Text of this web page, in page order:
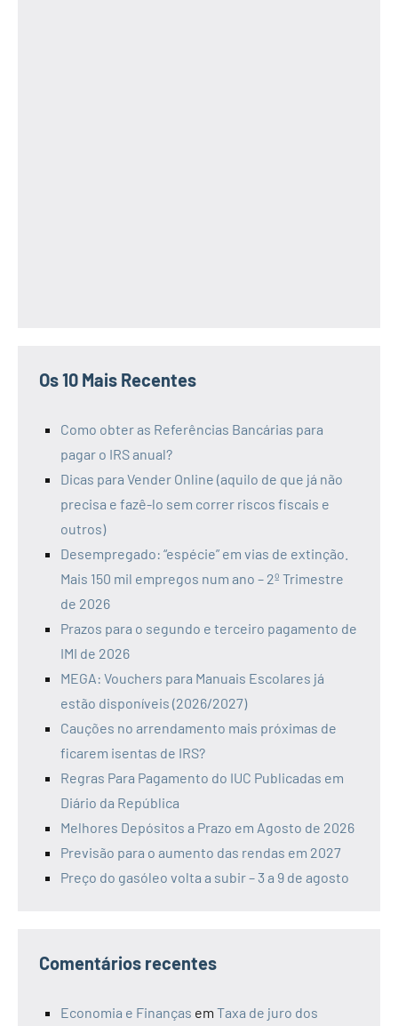
Os 10 Mais Recentes
Como obter as Referências Bancárias para
pagar o IRS anual?
Dicas para Vender Online (aquilo de que já não
precisa e fazê-lo sem correr riscos fiscais e
outros)
Desempregado: “espécie” em vias de extinção.
Mais 150 mil empregos num ano – 2º Trimestre
de 2026
Prazos para o segundo e terceiro pagamento de
IMI de 2026
MEGA: Vouchers para Manuais Escolares já
estão disponíveis (2026/2027)
Cauções no arrendamento mais próximas de
ficarem isentas de IRS?
Regras Para Pagamento do IUC Publicadas em
Diário da República
Melhores Depósitos a Prazo em Agosto de 2026
Previsão para o aumento das rendas em 2027
Preço do gasóleo volta a subir – 3 a 9 de agosto
Comentários recentes
Economia e Finanças em Taxa de juro dos